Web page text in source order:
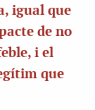
igual que
de no
i el
que